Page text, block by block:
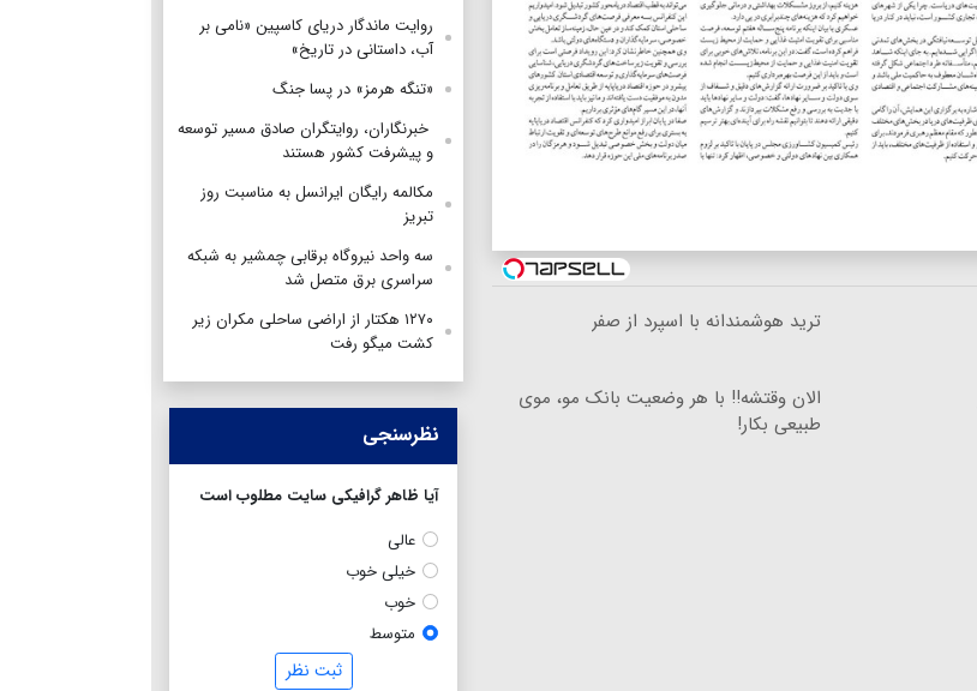
ترید هوشمندانه با اسپرد از صفر
الان وقتشه‼️ با هر وضعیت بانک مو، موی
طبیعی بکار!
روایت ماندگار دریای کاسپین «نامی بر
آب، داستانی در تاریخ»
«تنگه هرمز» در پسا جنگ
‌ خبرنگاران، روایتگران صادق مسیر توسعه
و پیشرفت کشور هستند
مکالمه رایگان ایرانسل به مناسبت روز
تبریز
سه واحد نیروگاه برقابی چمشیر به شبکه
سراسری برق متصل شد
۱۲۷۰ هکتار از اراضی ساحلی مکران زیر
کشت میگو رفت
نظرسنجی
آیا ظاهر گرافیکی سایت مطلوب است
عالی
خیلی خوب
خوب
متوسط
ثبت نظر